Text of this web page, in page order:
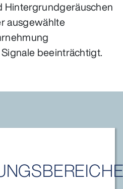
Hintergrundgeräuschen
ausgewählte
beeinträchtigt.